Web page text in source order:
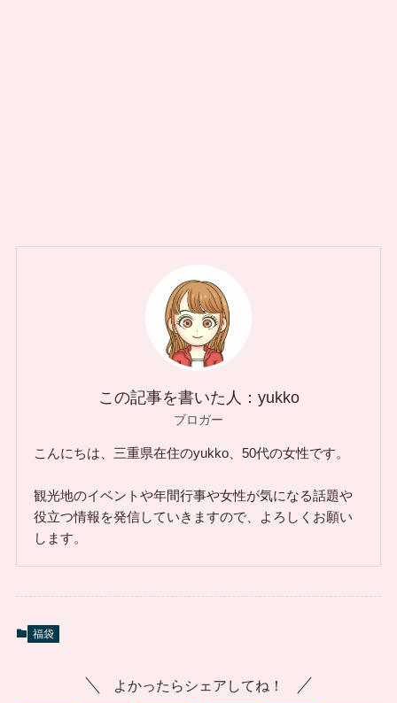
この記事を書いた人：yukko
ブロガー
こんにちは、三重県在住のyukko、50代の女性です。
観光地のイベントや年間行事や女性が気になる話題や
役立つ情報を発信していきますので、よろしくお願い
します。
福袋
よかったらシェアしてね！